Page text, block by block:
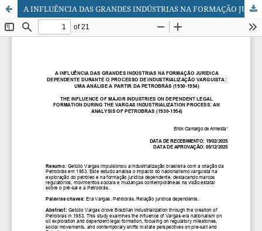
A INFLUÊNCIA DAS GRANDES INDÚSTRIAS NA FORMAÇÃO JURÍDICA DEPENDENTE DURANTE O PROCESSO DE INDUSTRIALIZAÇÃO VARGUISTA